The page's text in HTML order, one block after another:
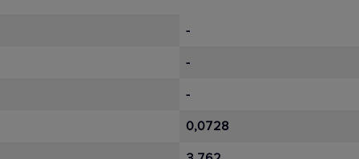
dzięki całemu spektrum funkcji sterowania. Korzystaj z
LED w łącznikach podświetlanych i ze
-
-
-
0,0728